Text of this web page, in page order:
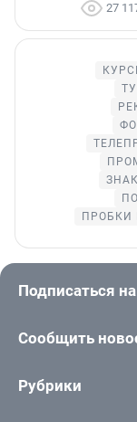
27
ПРОБКИ
Подписаться
Сообщить
Рубрики